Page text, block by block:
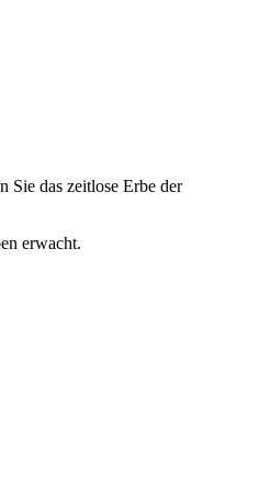
Sie das zeitlose Erbe der
erwacht.